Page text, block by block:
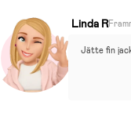
Linda R
Jätte fin